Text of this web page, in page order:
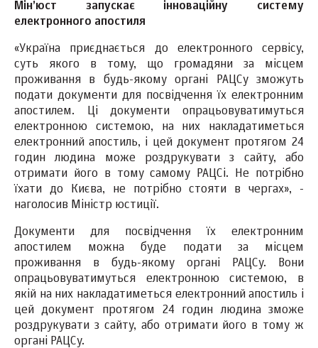
Мін’юст запускає інноваційну систему
електронного апостиля
«Україна приєднається до електронного сервісу,
суть якого в тому, що громадяни за місцем
проживання в будь-якому органі РАЦСу зможуть
подати документи для посвідчення їх електронним
апостилем. Ці документи опрацьовуватимуться
електронною системою, на них накладатиметься
електронний апостиль, і цей документ протягом 24
годин людина може роздрукувати з сайту, або
отримати його в тому самому РАЦСі. Не потрібно
їхати до Києва, не потрібно стояти в чергах», -
наголосив Міністр юстиції.
Документи для посвідчення їх електронним
апостилем можна буде подати за місцем
проживання в будь-якому органі РАЦСу. Вони
опрацьовуватимуться електронною системою, в
якій на них накладатиметься електронний апостиль і
цей документ протягом 24 годин людина зможе
роздрукувати з сайту, або отримати його в тому ж
органі РАЦСу.